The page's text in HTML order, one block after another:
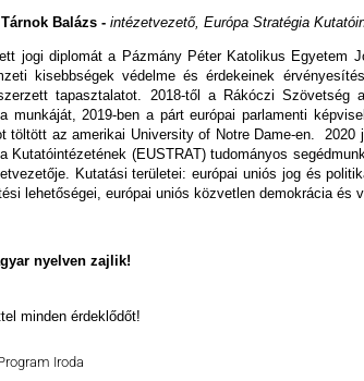
Balázs -intézetvezető, Európa Stratégia
jogi diplomát a Pázmány Péter Katolikus Egyetem
kisebbségek védelme és érdekeinek
tapasztalatot. 2018-től a Rákóczi
munkáját, 2019-ben a párt európai parlamenti
töltött az amerikai University of Notre Dame-en.
Kutatóintézetének (EUSTRAT) tudományos
Kutatási területei: európai uniós jog és
lehetőségei, európai uniós közvetlen demokrácia és
nyelven zajlik!
minden érdeklődőt!
Iroda